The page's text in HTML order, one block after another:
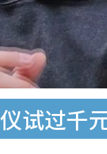
试过千